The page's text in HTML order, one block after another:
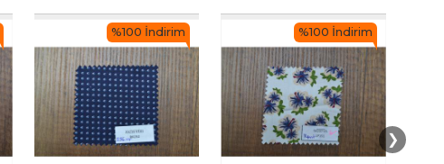
%100 İndirim %100 İndirim
❯